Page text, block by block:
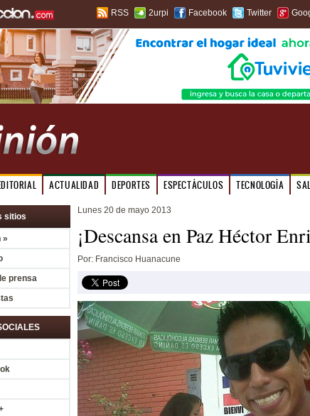
RSS 2urpi Facebook Twitter
ACTUALIDAD DEPORTES ESPECTÁCULOS TECNOLOGÍA
sitios
»
prensa
Lunes 20 de mayo 2013
¡Descansa en Paz Héctor
Por: Francisco Huanacune